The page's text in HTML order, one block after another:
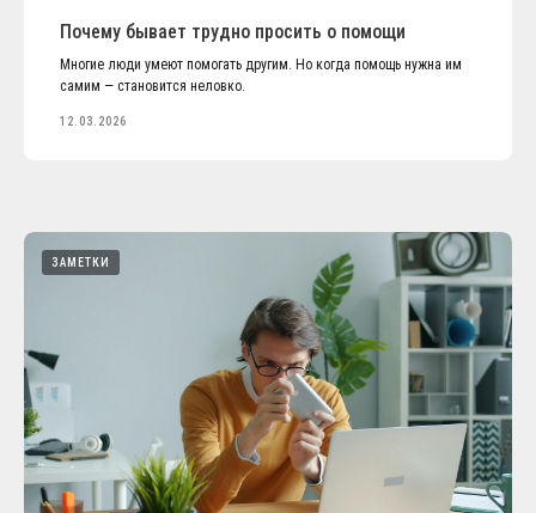
Почему бывает трудно просить о помощи
Многие люди умеют помогать другим. Но когда помощь нужна им
самим — становится неловко.
12.03.2026
ЗАМЕТКИ